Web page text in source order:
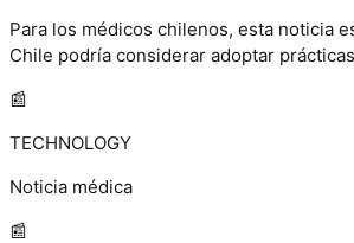
Para los médicos chilenos, esta noticia
Chile podría considerar adoptar
📰
TECHNOLOGY
Noticia médica
📰